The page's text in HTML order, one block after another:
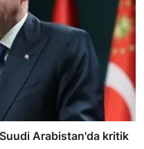
Arabistan'da kritik